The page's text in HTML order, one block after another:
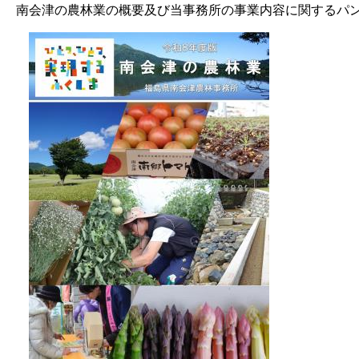
南会津の農林業の概要及び当事務所の事業内容に関するパ